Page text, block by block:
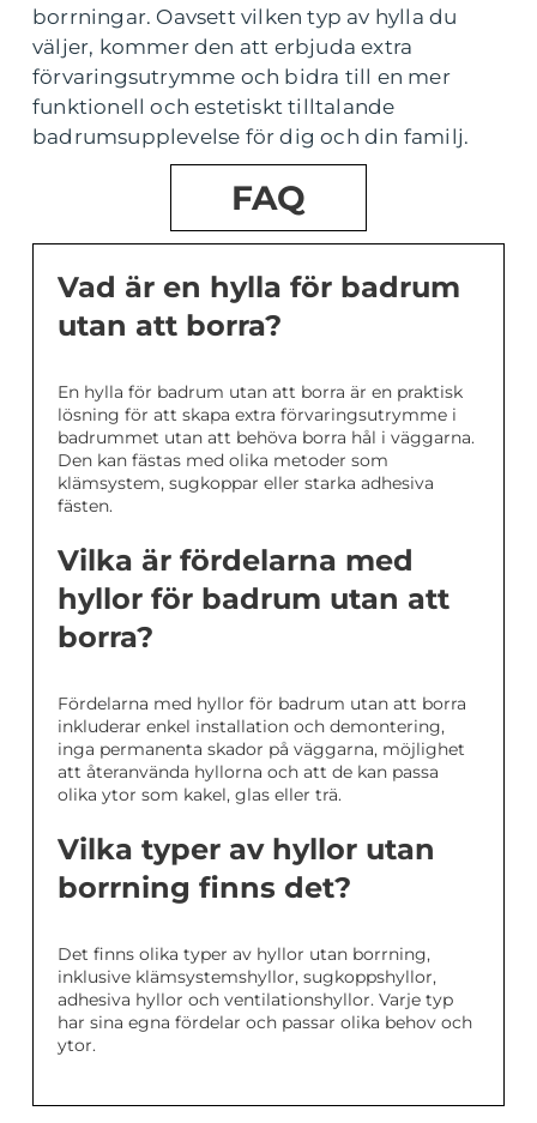
borrningar. Oavsett vilken typ av hylla du
väljer, kommer den att erbjuda extra
förvaringsutrymme och bidra till en mer
funktionell och estetiskt tilltalande
badrumsupplevelse för dig och din familj.
FAQ
Vad är en hylla för badrum
utan att borra?
En hylla för badrum utan att borra är en praktisk
lösning för att skapa extra förvaringsutrymme i
badrummet utan att behöva borra hål i väggarna.
Den kan fästas med olika metoder som
klämsystem, sugkoppar eller starka adhesiva
fästen.
Vilka är fördelarna med
hyllor för badrum utan att
borra?
Fördelarna med hyllor för badrum utan att borra
inkluderar enkel installation och demontering,
inga permanenta skador på väggarna, möjlighet
att återanvända hyllorna och att de kan passa
olika ytor som kakel, glas eller trä.
Vilka typer av hyllor utan
borrning finns det?
Det finns olika typer av hyllor utan borrning,
inklusive klämsystemshyllor, sugkoppshyllor,
adhesiva hyllor och ventilationshyllor. Varje typ
har sina egna fördelar och passar olika behov och
ytor.